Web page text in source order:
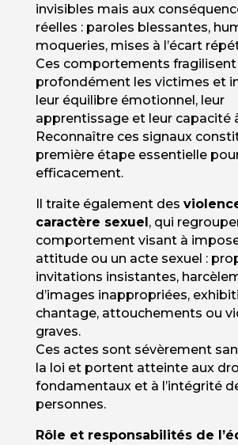
invisibles mais aux
réelles : paroles blessantes,
moqueries, mises à l’écart
Ces comportements fragilisent
profondément les victimes et
leur équilibre émotionnel, leur
apprentissage et leur capacité
Reconnaître ces signaux
première étape essentielle
efficacement.
Il traite également des
caractère sexuel, qui
comportement visant à
attitude ou un acte sexuel :
invitations insistantes,
d’images inappropriées,
chantage, attouchements ou
graves.
Ces actes sont sévèrement
la loi et portent atteinte aux
fondamentaux et à l’intégrité
personnes.
Rôle et responsabilités de